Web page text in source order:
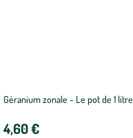
Géranium zonale - Le pot de 1 litre
4,60 €